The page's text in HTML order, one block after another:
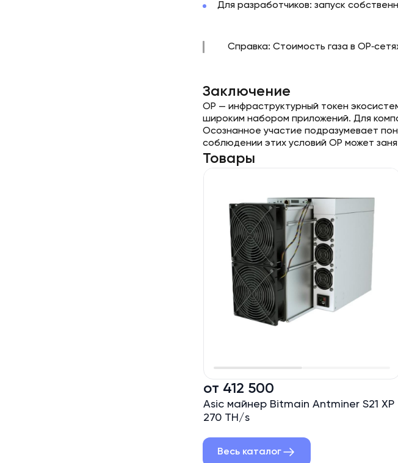
Для разработчиков: запуск
Справка: Стоимость газа в
Заключение
OP — инфраструктурный токен
широким набором приложений. Для
Осознанное участие подразумевает
соблюдении этих условий OP может
Товары
от 412 500
Asic майнер Bitmain Antminer S21 XP
270 TH/s
Весь каталог